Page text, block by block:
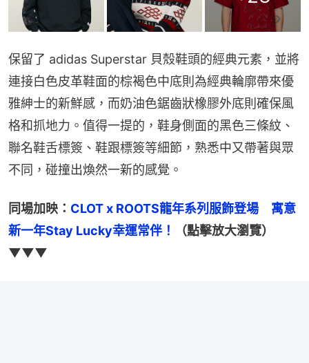
保留了 adidas Superstar 貝殼鞋頭的經典元素，並將
連接白色皮革鞋面的棕褐色中底則為經典輪廓帶來優
雅紳士的新鮮感，而奶油色鋸齒狀橡膠外底則確保風
格和抓地力。值得一提的，鞋身側面的黑色三條紋、
聯名鞋舌標簽、鞋跟標簽等細節，熟悉中又帶著與眾
不同，碰撞出煥然一新的感覺。
同場加映： CLOT x ROOTS龍年系列服飾登場　寓意
新一年Stay Lucky幸運常伴！
（點擊放大瀏覽）
▼▼▼